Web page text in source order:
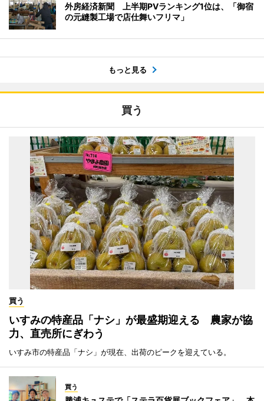
外房経済新聞 上半期PVランキング1位は、「御宿
の元縫製工場で店仕舞いフリマ」
もっと見る
買う
買う
いすみの特産品「ナシ」が最盛期迎える 農家が協
力、直売所にぎわう
いすみ市の特産品「ナシ」が現在、出荷のピークを迎えている。
買う